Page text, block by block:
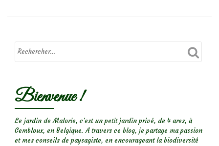
Bienvenue !
Le jardin de Malorie, c'est un petit jardin privé, de 4 ares, à
Gembloux, en Belgique. A travers ce blog, je partage ma passion
et mes conseils de paysagiste, en encourageant la biodiversité